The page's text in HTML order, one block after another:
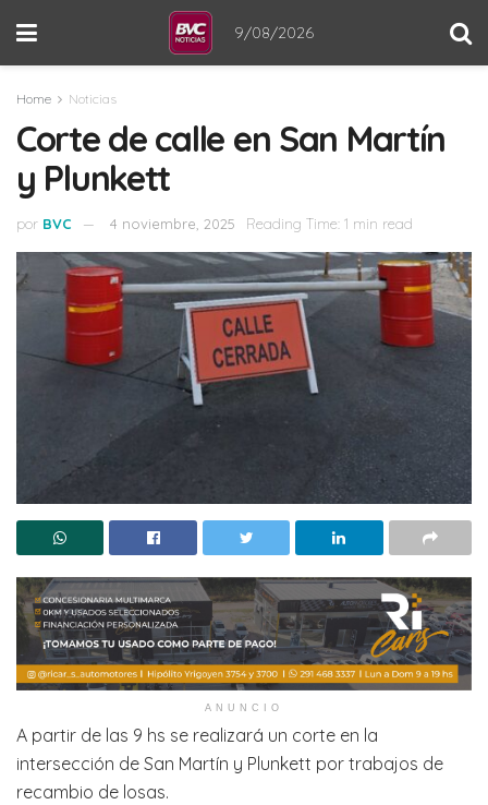
9/08/2026
Home Noticias
Corte de calle en San Martín
y Plunkett
por BVC 4 noviembre, 2025 Reading Time: 1 min read
ANUNCIO
A partir de las 9 hs se realizará un corte en la
intersección de San Martín y Plunkett por trabajos de
recambio de losas.